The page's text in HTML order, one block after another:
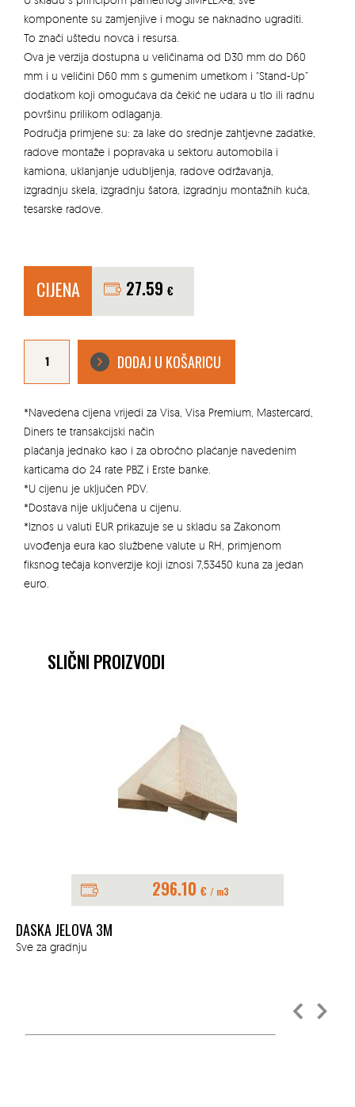
komponente su zamjenjive i mogu se naknadno ugraditi.
To znači uštedu novca i resursa.
Ova je verzija dostupna u veličinama od D30 mm do D60
mm i u veličini D60 mm s gumenim umetkom i “Stand-Up”
dodatkom koji omogućava da čekić ne udara u tlo ili radnu
površinu prilikom odlaganja.
Područja primjene su: za lake do srednje zahtjevne zadatke,
radove montaže i popravaka u sektoru automobila i
kamiona, uklanjanje udubljenja, radove održavanja,
izgradnju skela, izgradnju šatora, izgradnju montažnih kuća,
tesarske radove.
CIJENA 27.59 €
ČEKIĆ
SIMPLEX
KOMPOZITNA
količina
DODAJ U KOŠARICU
*Navedena cijena vrijedi za Visa, Visa Premium, Mastercard,
Diners te transakcijski način
plaćanja jednako kao i za obročno plaćanje navedenim
karticama do 24 rate PBZ i Erste banke.
*U cijenu je uključen PDV.
*Dostava nije uključena u cijenu.
*Iznos u valuti EUR prikazuje se u skladu sa Zakonom
uvođenja eura kao službene valute u RH, primjenom
fiksnog tečaja konverzije koji iznosi 7,53450 kuna za jedan
euro.
SLIČNI PROIZVODI
296.10 € / m3
DASKA JELOVA 3M
Sve za gradnju